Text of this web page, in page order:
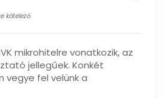
kötelező
mikrohitelre vonatkozik, az
jellegűek. Konkét
vegye fel velünk a